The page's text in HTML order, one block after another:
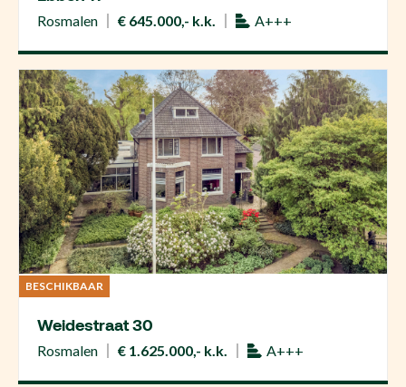
Rosmalen € 645.000,- k.k. A+++
BESCHIKBAAR
Weidestraat 30
Rosmalen € 1.625.000,- k.k. A+++